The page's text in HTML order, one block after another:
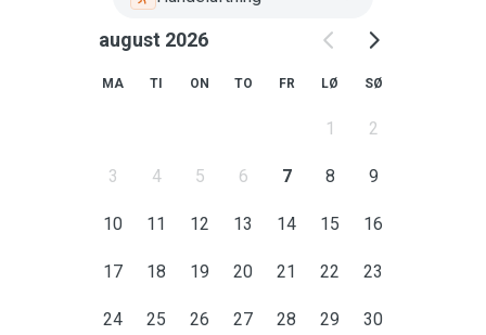
august 2026
MA TI ON TO FR LØ SØ
1 2
3 4 5 6 7 8 9
10 11 12 13 14 15 16
17 18 19 20 21 22 23
24 25 26 27 28 29 30